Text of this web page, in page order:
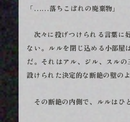
「……落ちこぼれの廃棄物」
次々に投げつけられる言葉に
ない。ルルを閉じ込める小部屋
だ。それはアル、ジル、スルの
設けられた決定的な断絶の壁の
その断絶の内側で、ルルはひ